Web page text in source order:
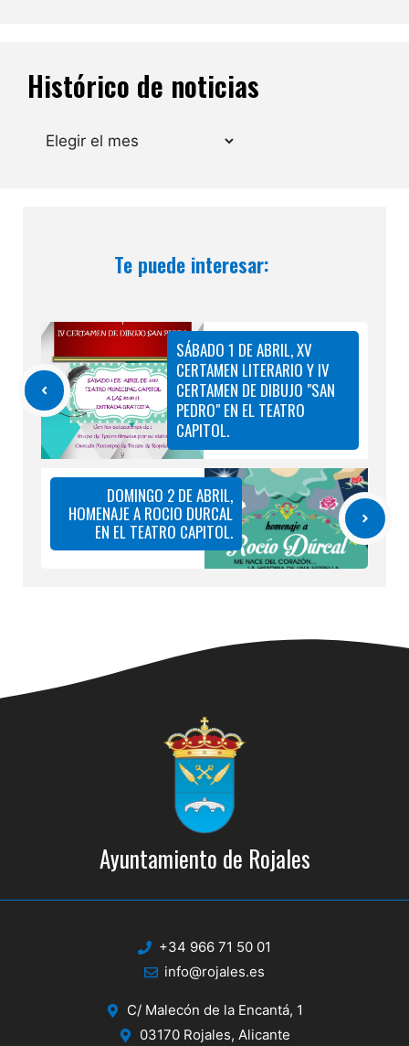
Histórico de noticias
Archivos
Te puede interesar:
SÁBADO 1 DE ABRIL, XV
CERTAMEN LITERARIO Y IV
CERTAMEN DE DIBUJO "SAN
PEDRO" EN EL TEATRO
CAPITOL.
DOMINGO 2 DE ABRIL,
HOMENAJE A ROCIO DURCAL
EN EL TEATRO CAPITOL.
Ayuntamiento de Rojales
+34 966 71 50 01
info@rojales.es
C/ Malecón de la Encantá, 1
03170 Rojales, Alicante